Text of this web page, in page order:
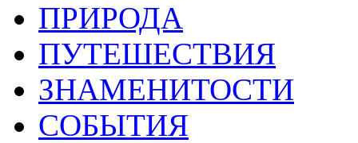
ПРИРОДА
ПУТЕШЕСТВИЯ
ЗНАМЕНИТОСТИ
СОБЫТИЯ